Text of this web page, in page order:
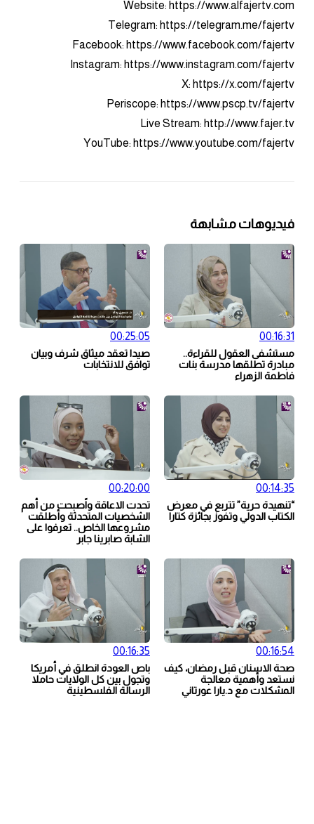
Website: https://www.alfajertv.com
Telegram: https://telegram.me/fajertv
Facebook: https://www.facebook.com/fajertv
Instagram: https://www.instagram.com/fajertv
X: https://x.com/fajertv
Periscope: https://www.pscp.tv/fajertv
Live Stream: http://www.fajer.tv
YouTube: https://www.youtube.com/fajertv
فيديوهات مشابهة
00:16:31
مستشفى العقول للقراءة..
مبادرة تطلقها مدرسة بنات
فاطمة الزهراء
00:25:05
صيدا تعقد ميثاق شرف وبيان
توافق للانتخابات
00:14:35
“تنهيدة حرية” تتربع في معرض
الكتاب الدولي وتفوز بجائزة كتارا
00:20:00
تحدت الاعاقة واًصبحت من أهم
الشخصيات المتحدثة وأطلقت
مشروعها الخاص.. تعرفوا على
الشابة صابرينا جابر
00:16:54
صحة الاسنان قبل رمضان، كيف
نستعد وأهمية معالجة
المشكلات مع د.يارا عورتاني
00:16:35
باص العودة انطلق في أمريكا
وتجول بين كل الولايات حاملا
الرسالة الفلسطينية